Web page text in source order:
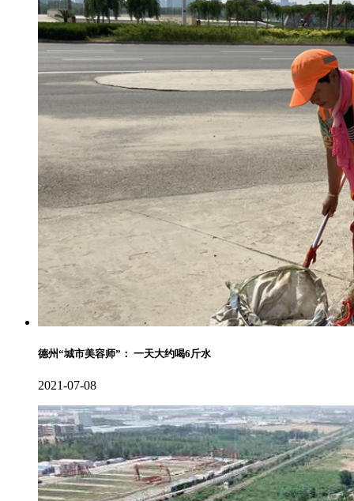
德州“城市美容师”： 一天大约喝6斤水
2021-07-08